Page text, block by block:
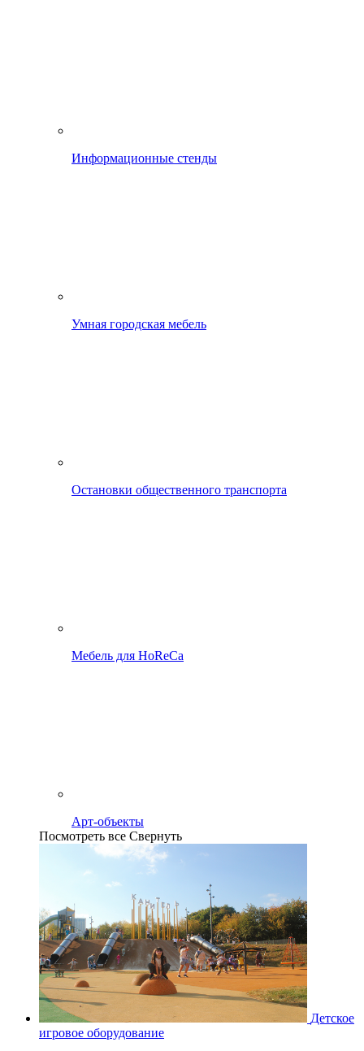
Информационные стенды
Умная городская мебель
Остановки общественного транспорта
Мебель для HoReCa
Арт-объекты
Посмотреть все Свернуть
Детское
игровое оборудование